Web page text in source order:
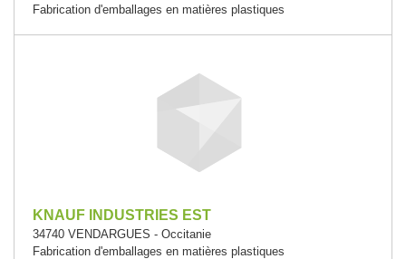
Fabrication d'emballages en matières plastiques
KNAUF INDUSTRIES EST
34740 VENDARGUES - Occitanie
Fabrication d'emballages en matières plastiques